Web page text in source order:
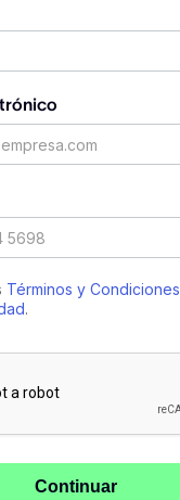
Términos y Condiciones
.